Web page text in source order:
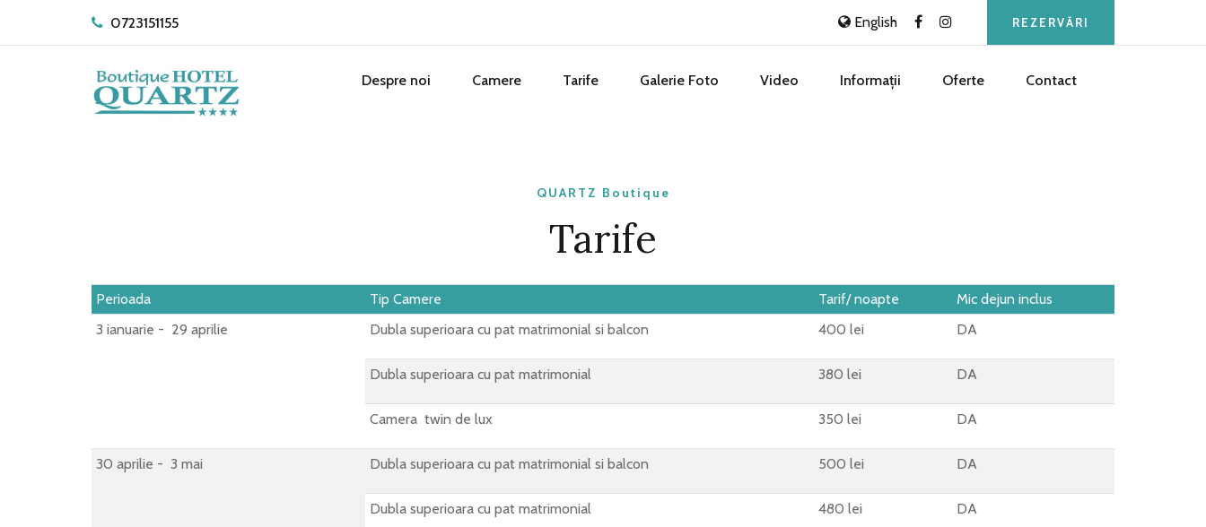
0723151155 English REZERVĂRI
Despre noi Camere Tarife Galerie Foto Video Informații Oferte Contact
QUARTZ Boutique
Tarife
Perioada Tip Camere Tarif/ noapte
Mic dejun inclus
3 ianuarie - 29 aprilie
Dubla superioara cu pat matrimonial si balcon 400 lei DA
Dubla superioara cu pat matrimonial 380 lei DA
Camera twin de lux 350 lei DA
30 aprilie - 3 mai Dubla superioara cu pat matrimonial si balcon 500 lei DA
Dubla superioara cu pat matrimonial 480 lei DA